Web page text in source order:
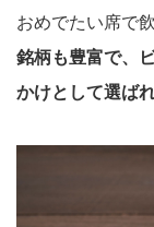
おめでたい席で
銘柄も豊富で、
かけとして選ば